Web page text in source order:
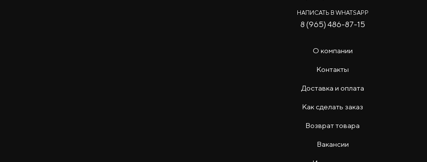
НАПИСАТЬ В WHATSAPP
8 (965) 486-87-15
О компании
Контакты
Доставка и оплата
Как сделать заказ
Возврат товара
Вакансии